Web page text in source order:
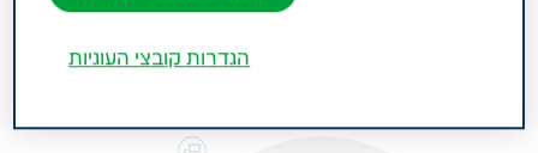
הגדרות קובצי העוגיות